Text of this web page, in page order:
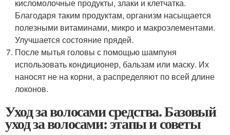
кисломолочные продукты, злаки и клетчатка.
Благодаря таким продуктам, организм насыщается
полезными витаминами, микро и макроэлементами.
Улучшается состояние прядей.
После мытья головы с помощью шампуня
использовать кондиционер, бальзам или маску. Их
наносят не на корни, а распределяют по всей длине
локонов.
Уход за волосами средства. Базовый
уход за волосами: этапы и советы